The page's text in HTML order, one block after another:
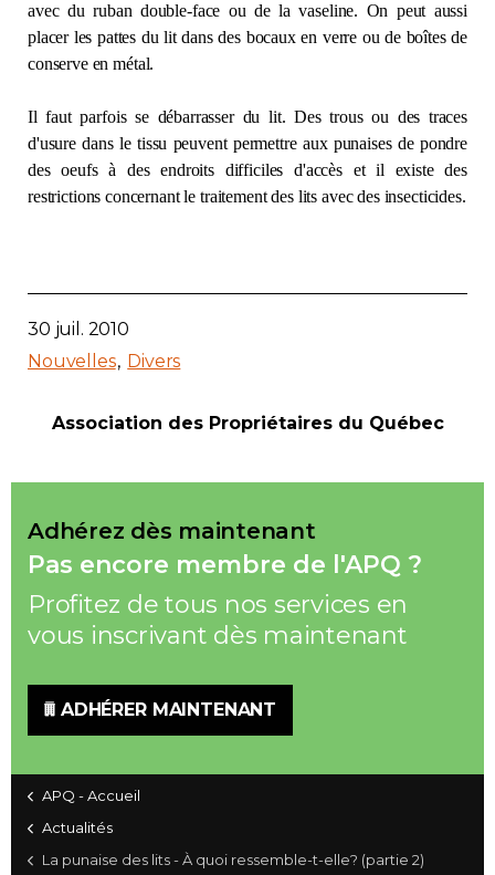
avec du ruban double-face ou de la vaseline. On peut aussi
placer les pattes du lit dans des bocaux en verre ou de boîtes de
conserve en métal.
Il faut parfois se débarrasser du lit. Des trous ou des traces
d'usure dans le tissu peuvent permettre aux punaises de pondre
des oeufs à des endroits difficiles d'accès et il existe des
restrictions concernant le traitement des lits avec des insecticides.
30 juil. 2010
Nouvelles Divers
Association des Propriétaires du Québec
Adhérez dès maintenant
Pas encore membre de l'APQ ?
Profitez de tous nos services en
vous inscrivant dès maintenant
ADHÉRER MAINTENANT
APQ - Accueil
Actualités
La punaise des lits - À quoi ressemble-t-elle? (partie 2)